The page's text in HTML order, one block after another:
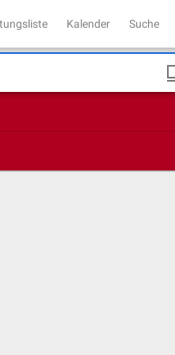
Kalender Suche